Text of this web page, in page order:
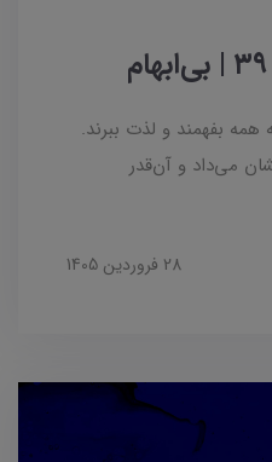
بفهمند و لذت ببرند.
می‌داد و آن‌قدر
28 فروردین 1405